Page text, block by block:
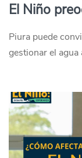
El Niño
Piura puede
gestionar el agua